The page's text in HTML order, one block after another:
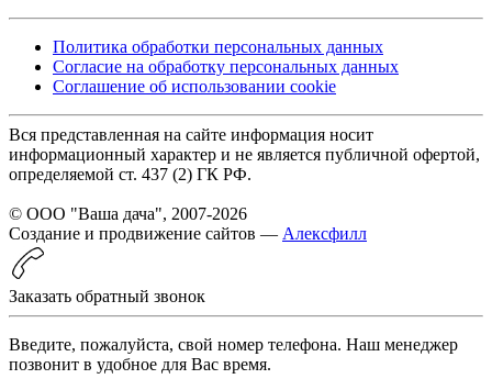
Политика обработки персональных данных
Согласие на обработку персональных данных
Соглашение об использовании cookie
Вся представленная на сайте информация носит
информационный характер и не является публичной офертой,
определяемой ст. 437 (2) ГК РФ.
© ООО "Ваша дача", 2007-2026
Создание и продвижение сайтов — Алексфилл
Заказать обратный звонок
Введите, пожалуйста, свой номер телефона. Наш менеджер
позвонит в удобное для Вас время.